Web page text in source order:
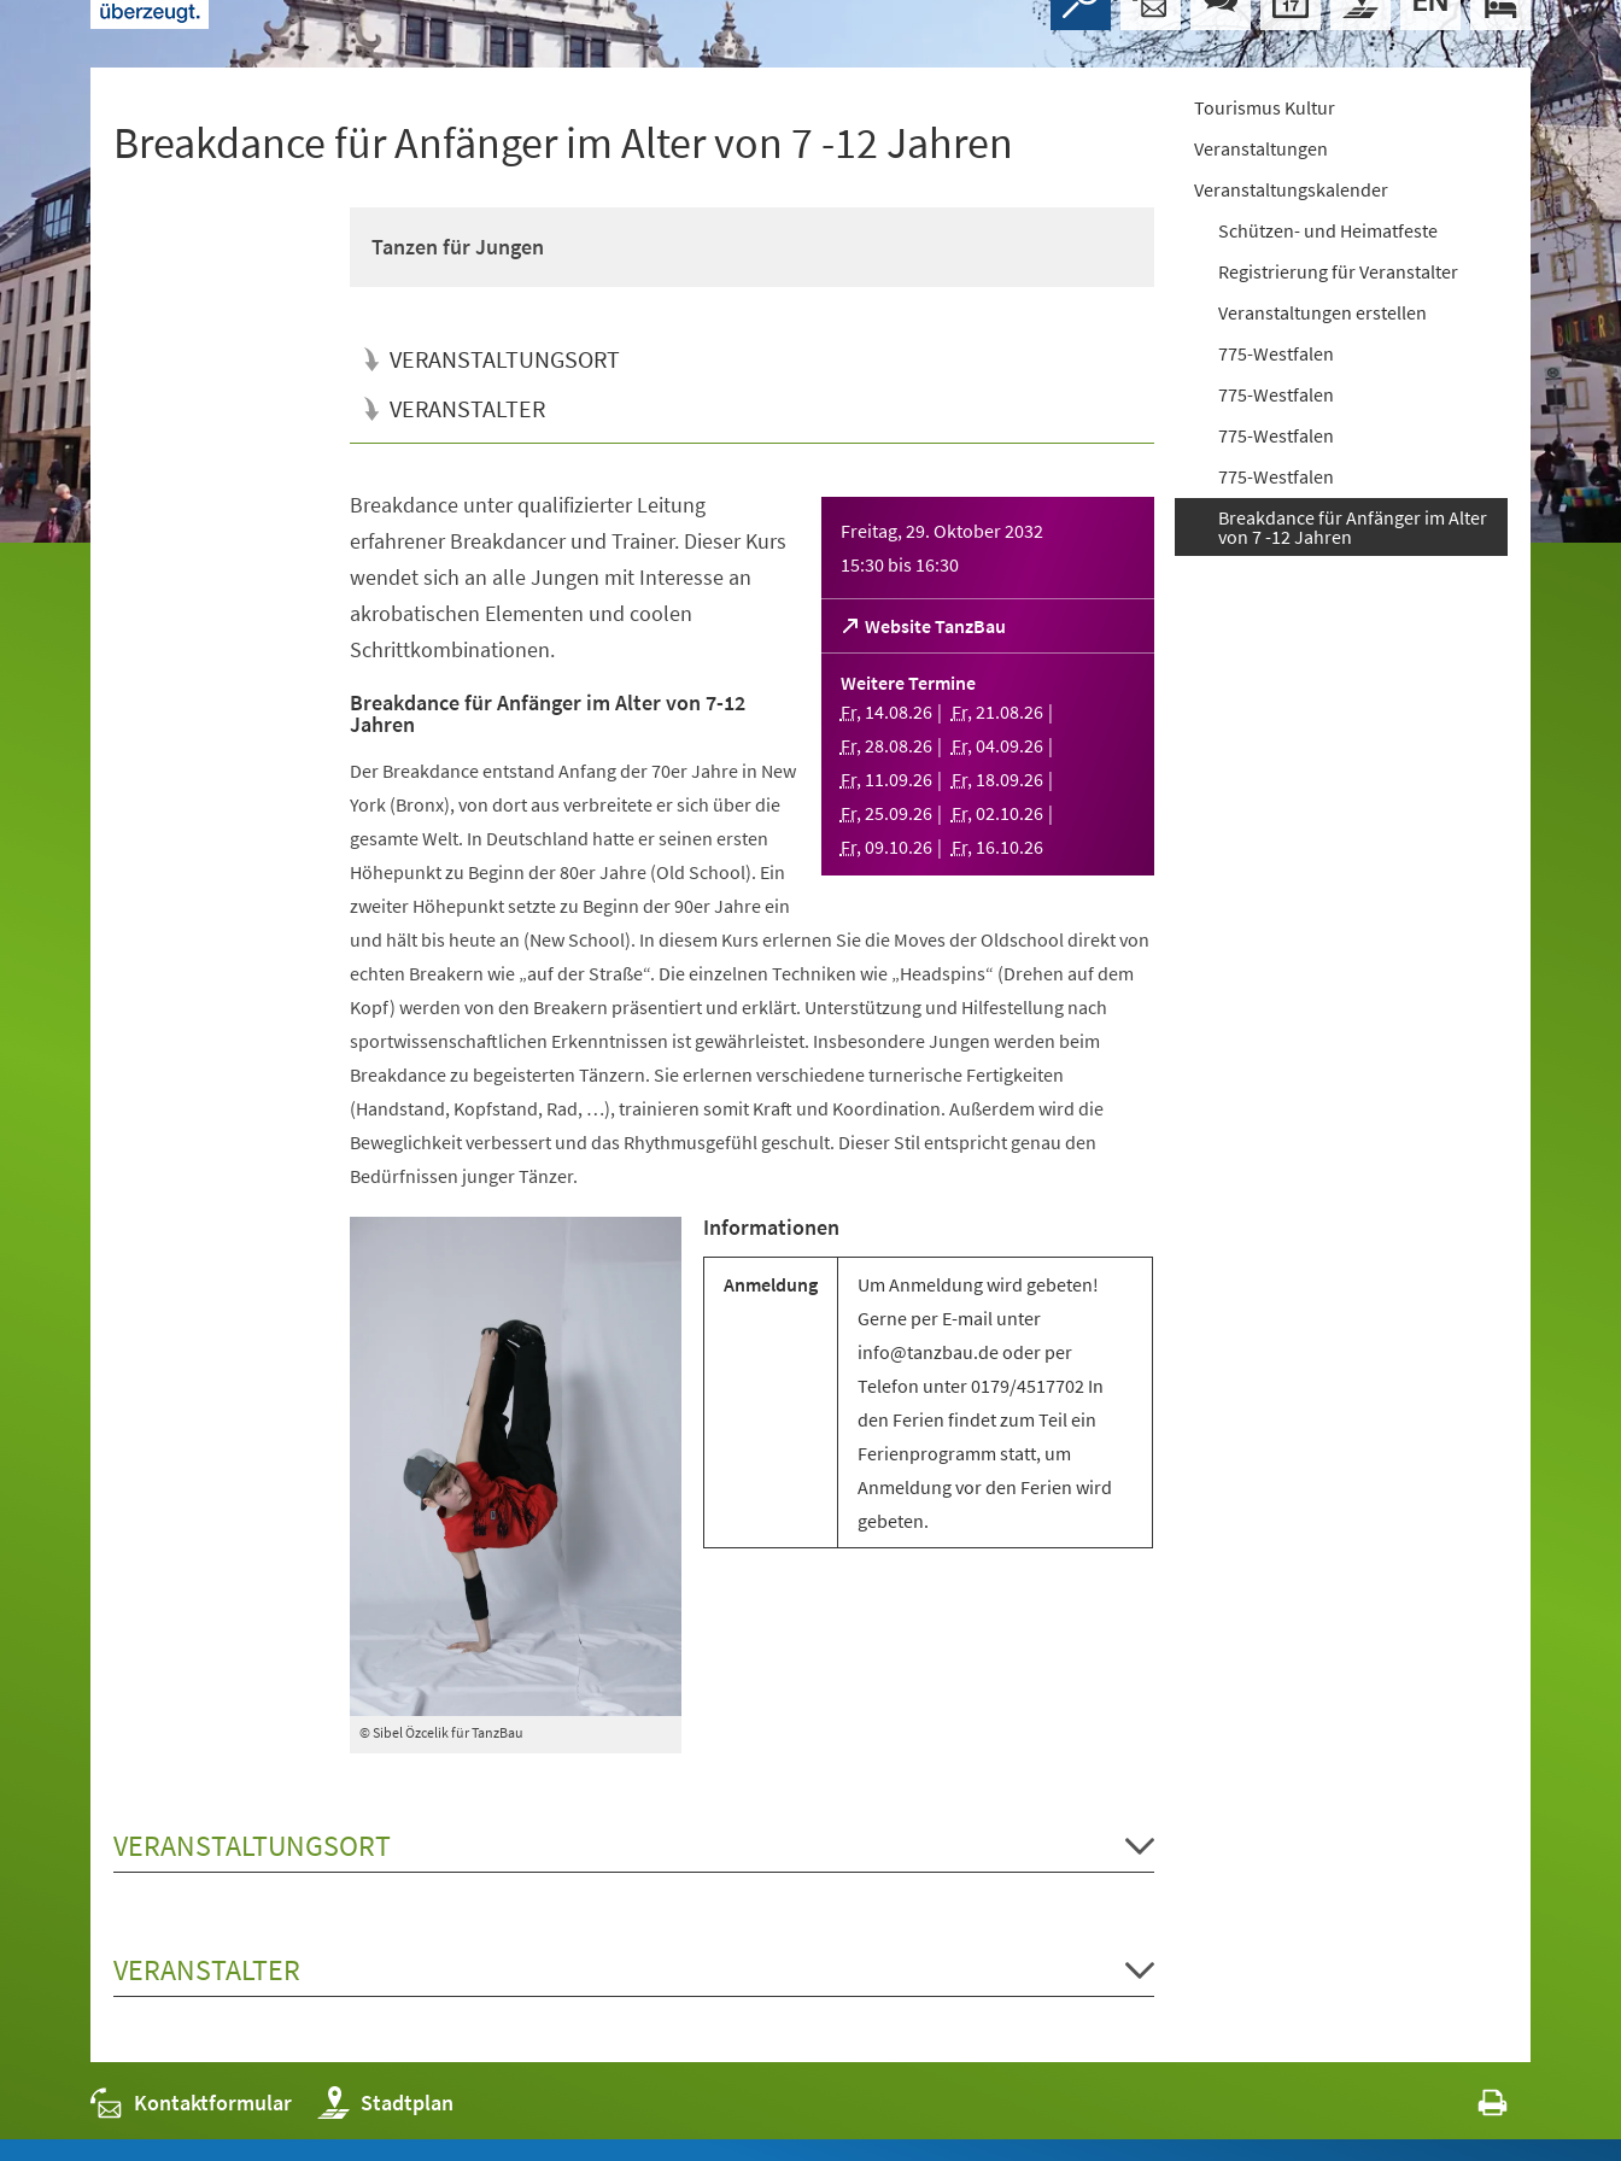
Breakdance für Anfänger im Alter von 7 -12 Jahren
Tanzen für Jungen
VERANSTALTUNGSORT
VERANSTALTER
Freitag, 29. Oktober 2032
15:30 bis 16:30
Website TanzBau
(Öffnet
in
einem
Tab)
Weitere Termine
Fr, 14.08.26 Fr,21.08.26
Fr,28.08.26 Fr,04.09.26
Fr, 11.09.26 Fr, 18.09.26
Fr,25.09.26 Fr,02.10.26
Fr,09.10.26 Fr, 16.10.26
Breakdance unter qualifizierter Leitung
erfahrener Breakdancer und Trainer. Dieser Kurs
wendet sich an alle Jungen mit Interesse an
akrobatischen Elementen und coolen
Schrittkombinationen.
Breakdance für Anfänger im Alter von 7-12
Jahren
Der Breakdance entstand Anfang der 70er Jahre in New
York (Bronx), von dort aus verbreitete er sich über die
gesamte Welt. In Deutschland hatte er seinen ersten
Höhepunkt zu Beginn der 80er Jahre (Old School). Ein
zweiter Höhepunkt setzte zu Beginn der 90er Jahre ein
und hält bis heute an (New School). In diesem Kurs erlernen Sie die Moves der Oldschool direkt von
echten Breakern wie „auf der Straße“. Die einzelnen Techniken wie „Headspins“ (Drehen auf dem
Kopf) werden von den Breakern präsentiert und erklärt. Unterstützung und Hilfestellung nach
sportwissenschaftlichen Erkenntnissen ist gewährleistet. Insbesondere Jungen werden beim
Breakdance zu begeisterten Tänzern. Sie erlernen verschiedene turnerische Fertigkeiten
(Handstand, Kopfstand, Rad, …), trainieren somit Kraft und Koordination. Außerdem wird die
Beweglichkeit verbessert und das Rhythmusgefühl geschult. Dieser Stil entspricht genau den
Bedürfnissen junger Tänzer.
© Sibel Özcelik für TanzBau
Informationen
Anmeldung
Um Anmeldung wird gebeten!
Gerne per E-mail unter
info@tanzbau.de oder per
Telefon unter 0179/4517702 In
den Ferien findet zum Teil ein
Ferienprogramm statt, um
Anmeldung vor den Ferien wird
gebeten.
VERANSTALTUNGSORT
VERANSTALTER
Tourismus Kultur
Veranstaltungen
Veranstaltungskalender
Schützen- und Heimatfeste
Registrierung für Veranstalter
Veranstaltungen erstellen
775-Westfalen
775-Westfalen
775-Westfalen
775-Westfalen
Breakdance für Anfänger im Alter
von 7 -12 Jahren
Kontaktformular Stadtplan
(Öffnet
in
einem